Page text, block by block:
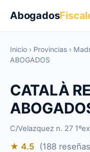
Abogados
Inicio › Provincias ›
ABOGADOS
CATALÀ
C/Velazquez n. 27
★ 4.5 (188